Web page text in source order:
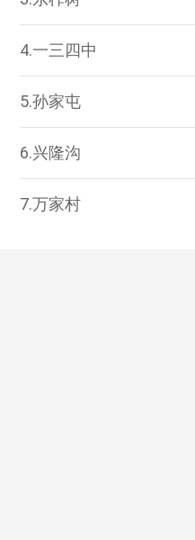
4.一三四中
5.孙家屯
6.兴隆沟
7.万家村